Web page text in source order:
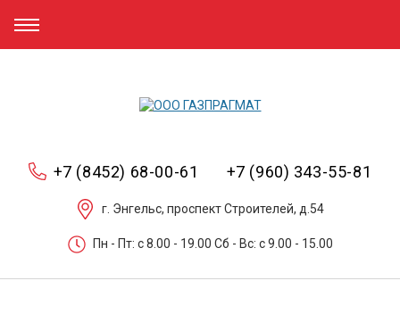
+7 (8452) 68-00-61 +7 (960) 343-55-81
г. Энгельс, проспект Строителей, д.54
Пн - Пт: c 8.00 - 19.00 Сб - Вс: c 9.00 - 15.00